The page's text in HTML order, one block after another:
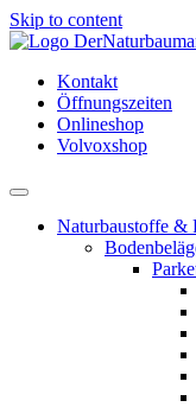
Skip to content
Kontakt
Öffnungszeiten
Onlineshop
Volvoxshop
Naturbaustoffe &